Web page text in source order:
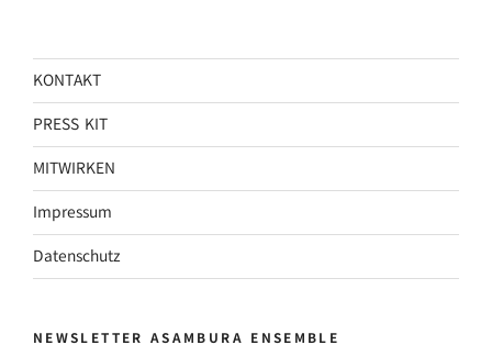
KONTAKT
PRESS KIT
MITWIRKEN
Impressum
Datenschutz
NEWSLETTER ASAMBURA ENSEMBLE